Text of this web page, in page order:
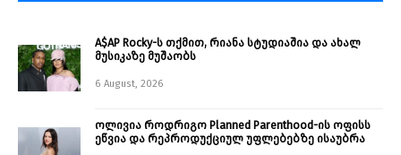
A$AP Rocky-ს თქმით, რიანა სტუდიაშია და ახალ
მუსიკაზე მუშაობს
6 August, 2026
ოლივია როდრიგო Planned Parenthood-ის ოფისს
ეწვია და რეპროდუქციულ უფლებებზე ისაუბრა